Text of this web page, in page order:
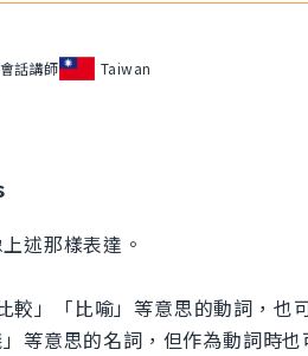
話講師
Taiwan
述那樣表達。
較」「比喻」等意思的動詞，也
等意思的名詞，但作為動詞時